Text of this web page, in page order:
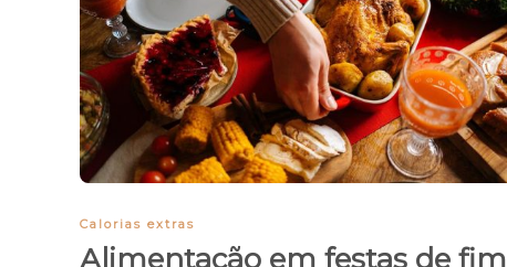
Calorias extras
Alimentação em festas de fim